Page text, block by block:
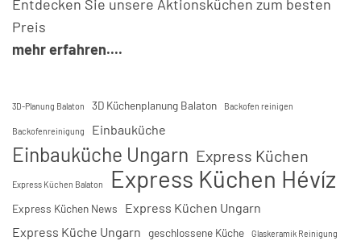
Entdecken Sie unsere Aktionsküchen zum besten
Preis
mehr erfahren....
3D-Planung Balaton 3D Küchenplanung Balaton Backofen reinigen
Backofenreinigung Einbauküche
Einbauküche Ungarn Express Küchen
Express Küchen Balaton Express Küchen Hévíz
Express Küchen News
Express Küchen Ungarn
Express Küche Ungarn geschlossene Küche Glaskeramik Reinigung